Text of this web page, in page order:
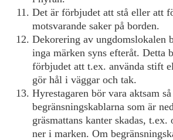
Det är förbjudet att stå eller att
motsvarande saker på borden.
Dekorering av ungdomslokalen
inga märken syns efteråt. Detta
förbjudet att t.ex. använda stift
gör hål i väggar och tak.
Hyrestagaren bör vara aktsam
begränsningskablarna som är
gräsmattans kanter skadas,
ner i marken. Om